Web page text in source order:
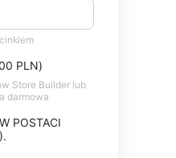
PLN)
Store Builder lub
darmowa
POSTACI